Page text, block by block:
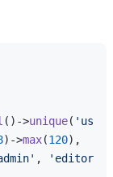
()->unique(
)->max(120),
, 'editor'